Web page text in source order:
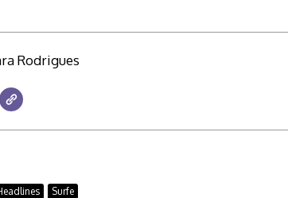
Rodrigues
Surfe